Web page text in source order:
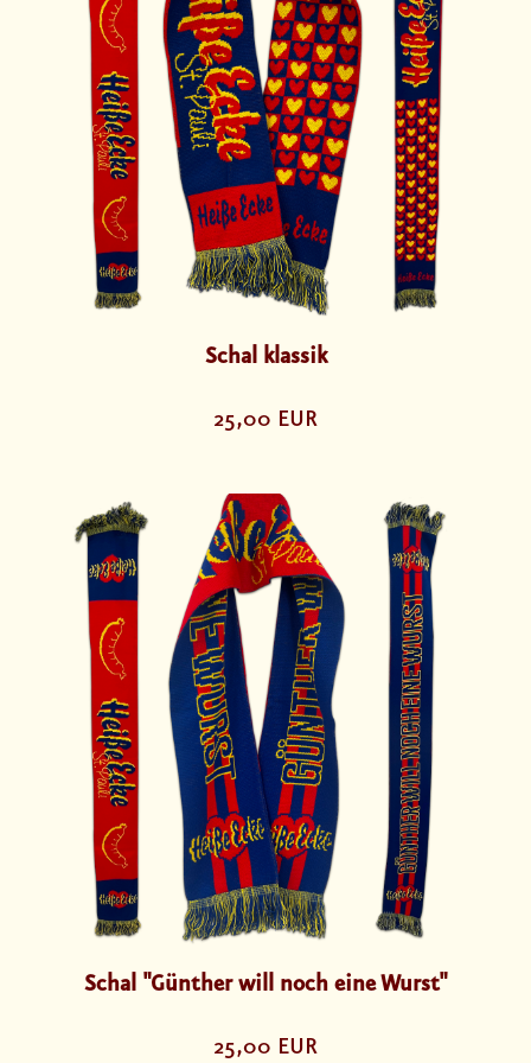
Schal klassik
25,00 EUR
Schal "Günther will noch eine Wurst"
25,00 EUR